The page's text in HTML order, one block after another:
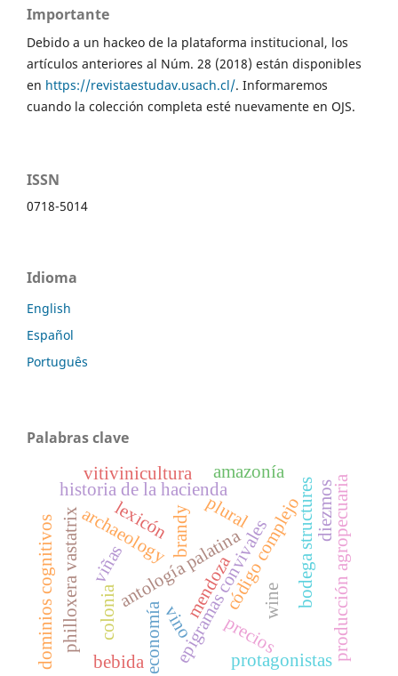
Importante
Debido a un hackeo de la plataforma institucional, los
artículos anteriores al Núm. 28 (2018) están disponibles
en https://revistaestudav.usach.cl/. Informaremos
cuando la colección completa esté nuevamente en OJS.
ISSN
0718-5014
Idioma
English
Español
Português
Palabras clave
epigramas convivales
antología palatina
vino
código complejo
plural
wine
brandy bodega structures
archaeology
colonia precios
economía
historia de la hacienda
vitivinicultura
diezmosproducción agropecuaria
mendoza
protagonistas
viñas
philloxera vastatrix lexicón
dominios cognitivos bebida
amazonía